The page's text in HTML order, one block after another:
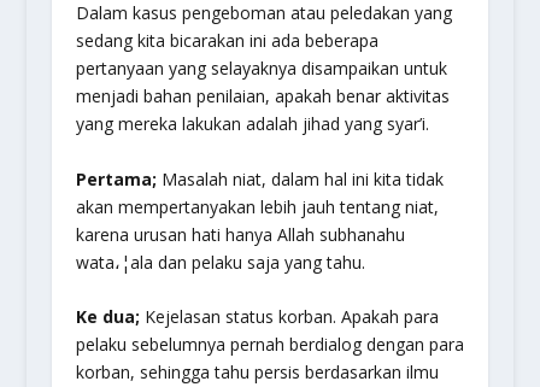
Dalam kasus pengeboman atau peledakan yang
sedang kita bicarakan ini ada beberapa
pertanyaan yang selayaknya disampaikan untuk
menjadi bahan penilaian, apakah benar aktivitas
yang mereka lakukan adalah jihad yang syar’i.
Pertama; Masalah niat, dalam hal ini kita tidak
akan mempertanyakan lebih jauh tentang niat,
karena urusan hati hanya Allah subhanahu
wata،¦ala dan pelaku saja yang tahu.
Ke dua; Kejelasan status korban. Apakah para
pelaku sebelumnya pernah berdialog dengan para
korban, sehingga tahu persis berdasarkan ilmu